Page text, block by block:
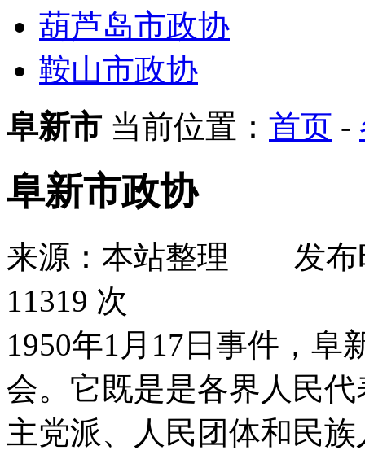
葫芦岛市政协
鞍山市政协
阜新市 当前位置： 首页 -
阜新市政协
来源：本站整理 发
11319 次
1950年1月17日事件，阜
会。它既是是各界人民
主党派、人民团体和民